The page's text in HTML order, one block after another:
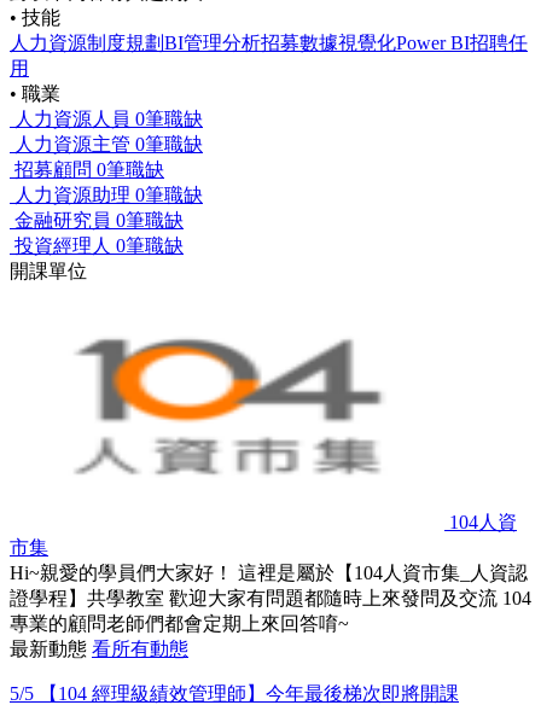
• 技能
人力資源制度規劃BI管理分析招募數據視覺化Power BI招聘任
用
• 職業
人力資源人員 0筆職缺
人力資源主管 0筆職缺
招募顧問 0筆職缺
人力資源助理 0筆職缺
金融研究員 0筆職缺
投資經理人 0筆職缺
開課單位
104人資
市集
Hi~親愛的學員們大家好！ 這裡是屬於【104人資市集_人資認
證學程】共學教室 歡迎大家有問題都隨時上來發問及交流 104
專業的顧問老師們都會定期上來回答唷~
最新動態 看所有動態
5/5 【104 經理級績效管理師】今年最後梯次即將開課